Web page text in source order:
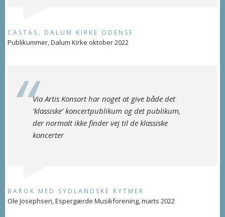
CASTAS, DALUM KIRKE ODENSE
Publikummer, Dalum Kirke oktober 2022
Via Artis Konsort har noget at give både det
’klassiske’ koncertpublikum og det publikum,
der normalt ikke finder vej til de klassiske
koncerter
BAROK MED SYDLANDSKE RYTMER
Ole Josephsen, Espergærde Musikforening, marts 2022